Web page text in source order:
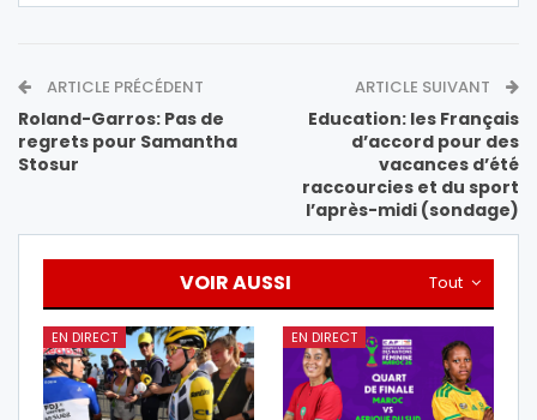
ARTICLE PRÉCÉDENT
Roland-Garros: Pas de
regrets pour Samantha
Stosur
ARTICLE SUIVANT
Education: les Français
d’accord pour des
vacances d’été
raccourcies et du sport
l’après-midi (sondage)
Tout
VOIR AUSSI
EN DIRECT EN DIRECT